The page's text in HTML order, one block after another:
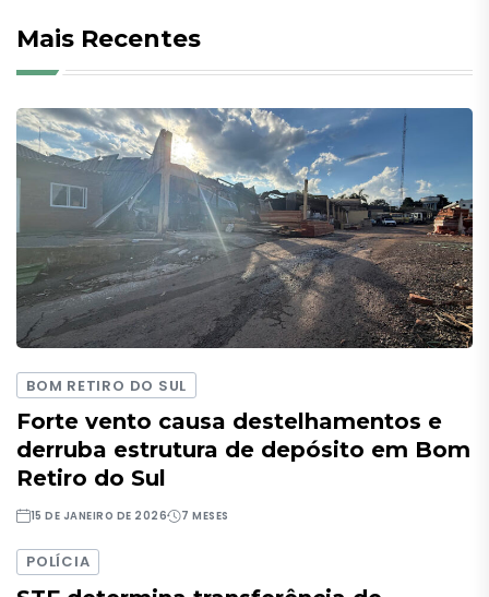
Mais Recentes
BOM RETIRO DO SUL
Forte vento causa destelhamentos e
derruba estrutura de depósito em Bom
Retiro do Sul
15 DE JANEIRO DE 2026 7 MESES
POLÍCIA